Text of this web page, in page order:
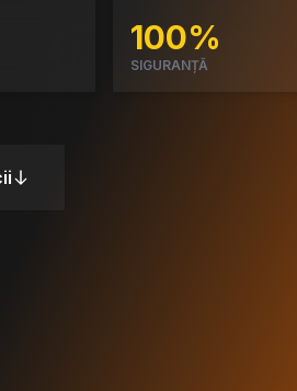
100%
SIGURANȚĂ